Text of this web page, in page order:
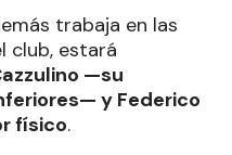
trabaja en las
club, estará
—su
y Federico
físico.